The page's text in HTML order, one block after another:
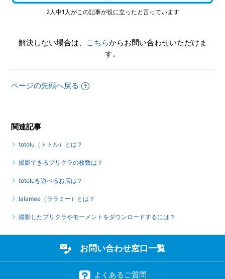
2人中1人がこの記事が役に立ったと言っています
解決しない場合は、 こちらからお問い合わせいただけま
す。
ページの先頭へ戻る
関連記事
totolu（トトル）とは？
撮影できるプリクラの枚数は？
totoluを遊べるお店は？
lalamee（ララミー）とは？
撮影したプリクラやモーメントをダウンロードするには？
お問い合わせ窓口一覧
よくあるご質問